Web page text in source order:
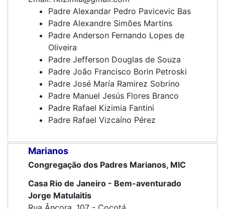
Padre Alexandar Pedro Pavicevic Bas
Padre Alexandre Simões Martins
Padre Anderson Fernando Lopes de
Oliveira
Padre Jefferson Douglas de Souza
Padre João Francisco Borin Petroski
Padre José María Ramirez Sobrino
Padre Manuel Jesús Flores Branco
Padre Rafael Kizimia Fantini
Padre Rafael Vizcaíno Pérez
Marianos
Congregação dos Padres Marianos, MIC
Casa Rio de Janeiro - Bem-aventurado
Jorge Matulaitis